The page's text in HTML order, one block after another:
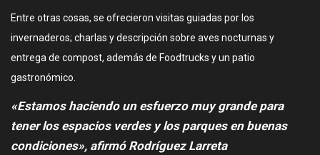
Entre otras cosas, se ofrecieron visitas guiadas por los
invernaderos; charlas y descripción sobre aves nocturnas y
entrega de compost, además de Foodtrucks y un patio
gastronómico.
«Estamos haciendo un esfuerzo muy grande para
tener los espacios verdes y los parques en buenas
condiciones», afirmó Rodríguez Larreta